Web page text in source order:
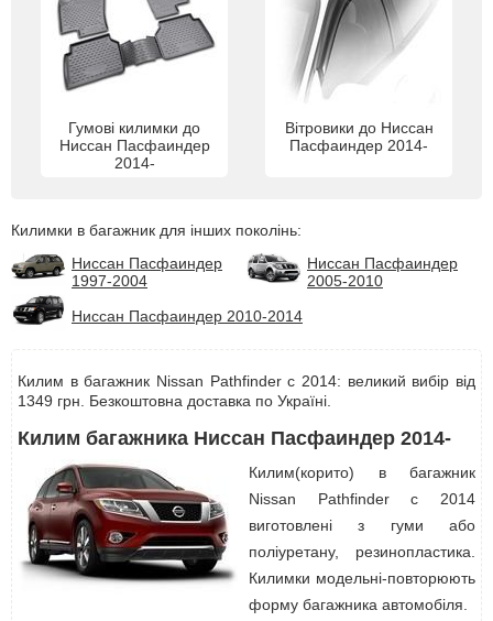
Гумові килимки до
Ниссан Пасфаиндер
2014-
Вітровики до Ниссан
Пасфаиндер 2014-
Килимки в багажник для інших поколінь:
Ниссан Пасфаиндер
1997-2004
Ниссан Пасфаиндер
2005-2010
Ниссан Пасфаиндер 2010-2014
Килим в багажник Nissan Pathfinder с 2014: великий вибір від
1349 грн. Безкоштовна доставка по Україні.
Килим багажника Ниссан Пасфаиндер 2014-
Килим(корито) в багажник
Nissan Pathfinder с 2014
виготовлені з гуми або
поліуретану, резинопластика.
Килимки модельні-повторюють
форму багажника автомобіля.